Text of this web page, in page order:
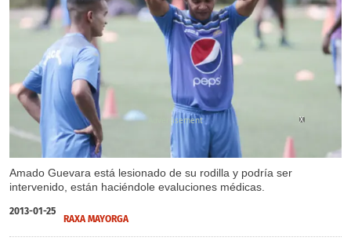
Amado Guevara está lesionado de su rodilla y podría ser
intervenido, están haciéndole evaluciones médicas.
X
2013-01-25
RAXA MAYORGA